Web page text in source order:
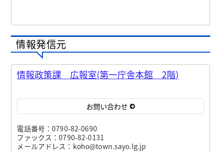
情報発信元
情報政策課 広報室(第一庁舎本館 2階)
お問い合わせ
電話番号：0790-82-0690
ファックス：0790-82-0131
メールアドレス：koho@town.sayo.lg.jp